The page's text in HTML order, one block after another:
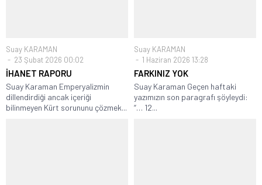
Suay KARAMAN
23 Şubat 2026 00:02
İHANET RAPORU
Suay Karaman Emperyalizmin
dillendirdiği ancak içeriği
bilinmeyen Kürt sorununu çözmek...
Suay KARAMAN
1 Haziran 2026 13:28
FARKINIZ YOK
Suay Karaman Geçen haftaki
yazımızın son paragrafı şöyleydi:
“… 12...